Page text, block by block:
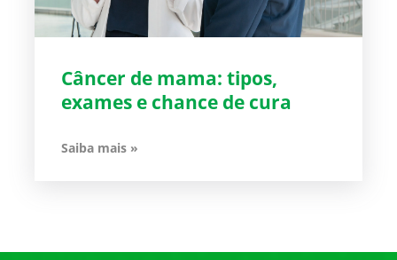
Câncer de mama: tipos,
exames e chance de cura
Saiba mais »